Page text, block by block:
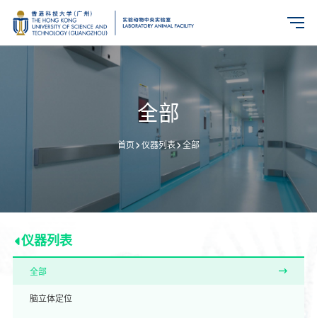
全部
首页 仪器列表 全部
仪器列表
全部
脑立体定位